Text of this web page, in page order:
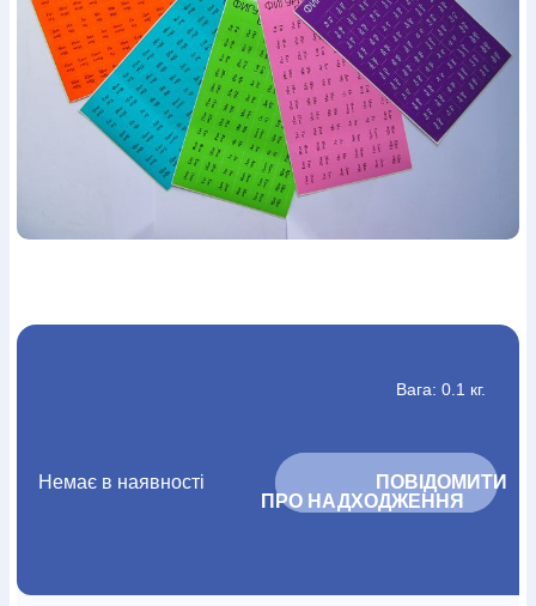
Богослов`я Шлюб і сім`яЮдаїзм
Супутні товари
Періодика АудіоРучки кулькові ВідеоГалантерея
Закладки для книг ФутболкиБрелоки СумкиБіжутерія
БлокнотиЩоденники / щотижневики Вироби з дерева
Вироби з кераміки і глиниВироби з сріблаКартини
Навчальні мапиШкіряні вироби МагнітиМеталеві
Міні-лампиНаклейкиНастільні ігри
подарункові
Пластмасові вироби
ЛистівкиСувенирна продукціяГодинникиПазли
За додатковою інформацією дзвоніть за номером: +38
Ми у Facebook
Вага: 0.1 кг.
Немає в наявності
			ПОВІДОМИТИ
ПРО НАДХОДЖЕННЯ